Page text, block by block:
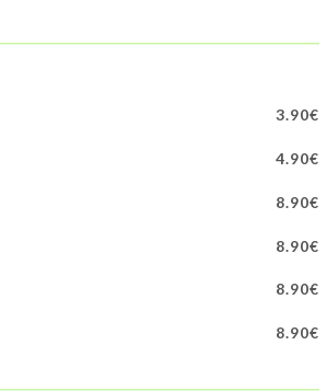
3.90€
4.90€
8.90€
8.90€
8.90€
8.90€